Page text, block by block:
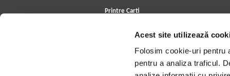
Acest site utilizează
Folosim cookie-uri pentru
pentru a analiza traficul.
Printre Carti
Cele mai căutate cărți